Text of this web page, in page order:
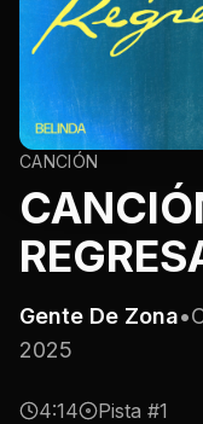
CANCIÓN
Gente De Zona•
2025
4:14 Pista #1